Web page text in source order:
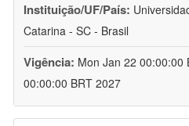
Instituição/UF/País:
Catarina - SC - Brasil
Vigência: Mon Jan 22 00:00:00
00:00:00 BRT 2027